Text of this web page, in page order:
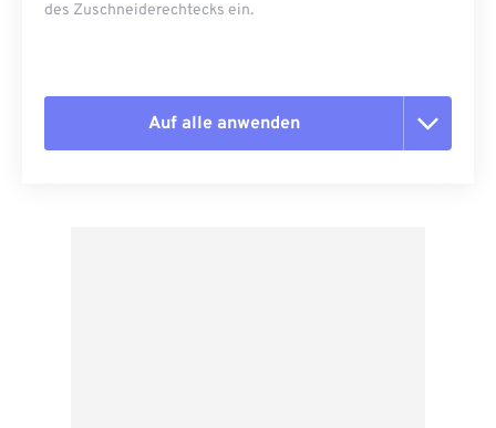
des Zuschneiderechtecks ​​ein.
Auf alle anwenden